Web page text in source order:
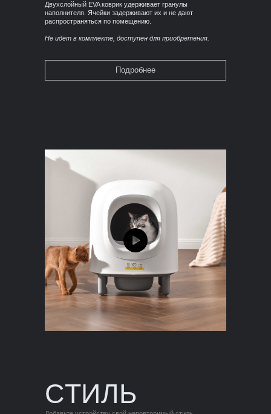
Двухслойный EVA коврик удерживает гранулы
наполнителя. Ячейки задерживают их и не дают
распространяться по помещению.
Не идёт в комплекте, доступен для приобретения.
Подробнее
СТИЛЬ